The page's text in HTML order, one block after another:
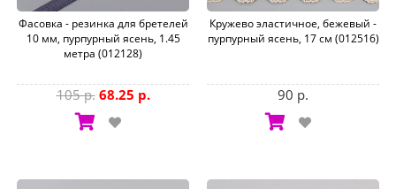
Фасовка - резинка для бретелей
10 мм, пурпурный ясень, 1.45
метра (012128)
105 р. 68.25 р.
Кружево эластичное, бежевый -
пурпурный ясень, 17 см (012516)
90 р.